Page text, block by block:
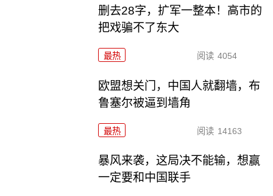
删去28字，扩军一整本！高市的
把戏骗不了东大
最热 阅读 4054
欧盟想关门，中国人就翻墙，布
鲁塞尔被逼到墙角
最热 阅读 14163
暴风来袭，这局决不能输，想赢
一定要和中国联手